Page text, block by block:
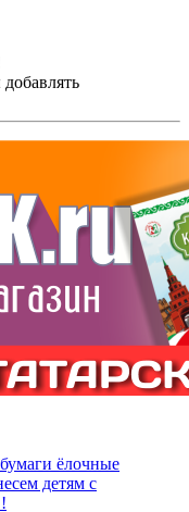
ёлочные
детям с